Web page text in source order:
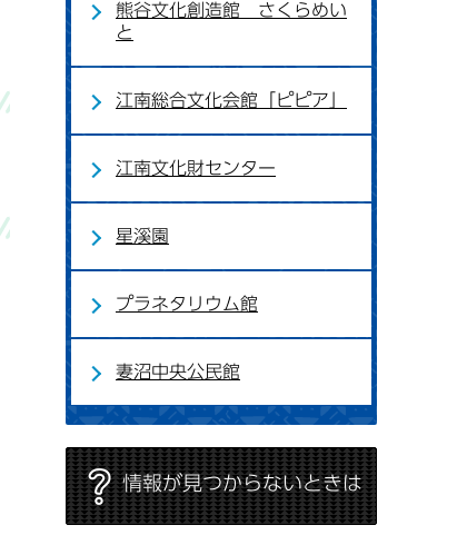
熊谷文化創造館 さくらめい
と
江南総合文化会館「ピピア」
江南文化財センター
星溪園
プラネタリウム館
妻沼中央公民館
情報が見つからないときは